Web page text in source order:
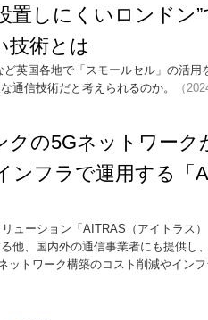
置しにくいロンドン
技術とは
英国各地で「スモールセル」の活
通信技術だと考えられるのか。
（
クの5Gネットワー
ンフラで運用する「
ューション「AITRAS（アイトラス
他、国内外の通信事業者にも提供し
ットワーク構築のコスト削減やイン